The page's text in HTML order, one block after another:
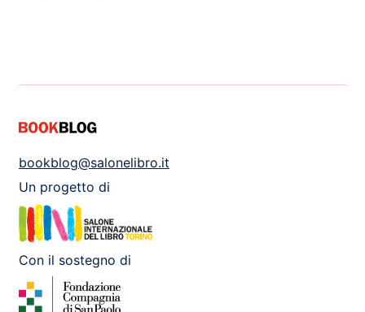
bookblog@salonelibro.it
Un progetto di
Con il sostegno di